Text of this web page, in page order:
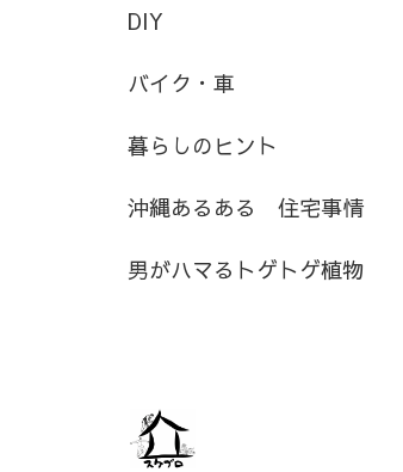
DIY
バイク・車
暮らしのヒント
沖縄あるある 住宅事情
男がハマるトゲトゲ植物